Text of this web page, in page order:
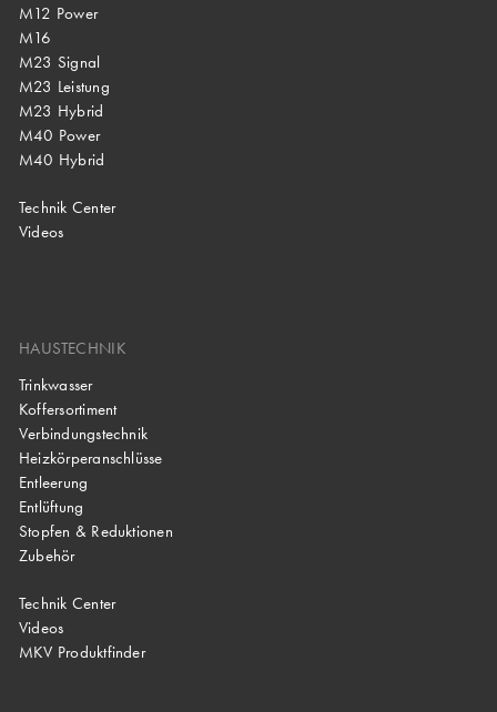
M12 Power
M16
M23 Signal
M23 Leistung
M23 Hybrid
M40 Power
M40 Hybrid
Technik Center
Videos
HAUSTECHNIK
Trinkwasser
Koffersortiment
Verbindungstechnik
Heizkörperanschlüsse
Entleerung
Entlüftung
Stopfen & Reduktionen
Zubehör
Technik Center
Videos
MKV Produktfinder